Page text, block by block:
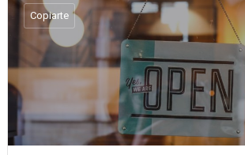
Copiarte